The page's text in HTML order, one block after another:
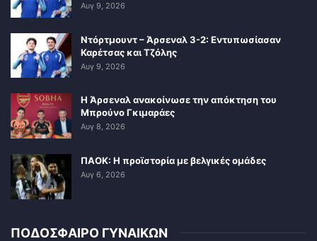
Αυγ 9, 2026
Ντόρτμουντ – Άρσεναλ 3-2: Εντυπωσίασαν
Καρέτσας και Τζόλης
Αυγ 9, 2026
Η Άρσεναλ ανακοίνωσε την απόκτηση του
Μπρούνο Γκιμαράες
Αυγ 8, 2026
ΠΑΟΚ: Η προϊστορία με βελγικές ομάδες
Αυγ 6, 2026
ΠΟΔΟΣΦΑΙΡΟ ΓΥΝΑΙΚΩΝ